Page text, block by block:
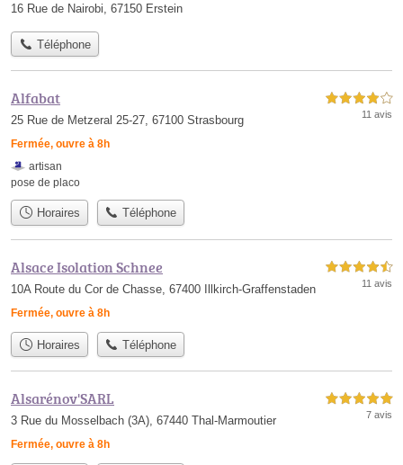
16 Rue de Nairobi, 67150 Erstein
Téléphone
Alfabat
25 Rue de Metzeral 25-27, 67100 Strasbourg
Fermée, ouvre à 8h
4,0 étoiles sur 5
11 avis
artisan
pose de placo
Horaires Téléphone
Alsace Isolation Schnee
10A Route du Cor de Chasse, 67400 Illkirch-Graffenstaden
Fermée, ouvre à 8h
4,5 étoiles sur 5
11 avis
Horaires Téléphone
Alsarénov'SARL
3 Rue du Mosselbach (3A), 67440 Thal-Marmoutier
Fermée, ouvre à 8h
5,0 étoiles sur 5
7 avis